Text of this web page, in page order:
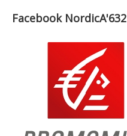
Facebook NordicA'632